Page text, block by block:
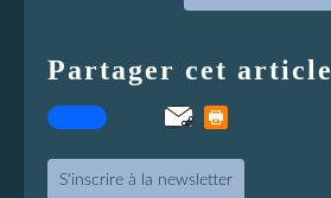
Partager cet article
S'inscrire à la newsletter